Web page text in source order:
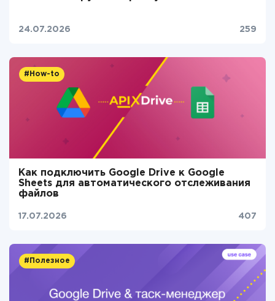
24.07.2026 259
#How-to
Как подключить Google Drive к Google
Sheets для автоматического отслеживания
файлов
17.07.2026 407
#Полезное